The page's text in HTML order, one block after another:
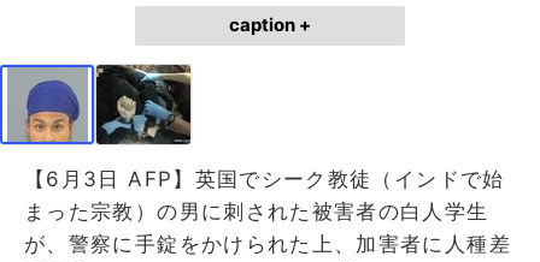
caption +
【6月3日 AFP】英国でシーク教徒（インドで始
まった宗教）の男に刺された被害者の白人学生
が、警察に手錠をかけられた上、加害者に人種差